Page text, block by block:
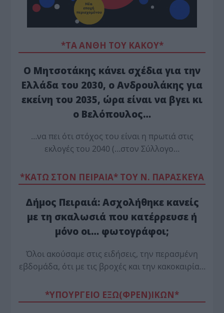
*ΤΑ ΆΝΘΗ ΤΟΥ ΚΑΚΟΎ*
Ο Μητσοτάκης κάνει σχέδια για την
Ελλάδα του 2030, ο Ανδρουλάκης για
εκείνη του 2035, ώρα είναι να βγει κι
ο Βελόπουλος…
…να πει ότι στόχος του είναι η πρωτιά στις
εκλογές του 2040 (…στον Σύλλογο…
*ΚΑΤΩ ΣΤΟΝ ΠΕΙΡΑΙΑ* ΤΟΥ Ν. ΠΑΡΑΣΚΕΥΑ
Δήμος Πειραιά: Ασχολήθηκε κανείς
με τη σκαλωσιά που κατέρρευσε ή
μόνο οι… φωτογράφοι;
Όλοι ακούσαμε στις ειδήσεις, την περασμένη
εβδομάδα, ότι με τις βροχές και την κακοκαιρία…
*ΥΠΟΥΡΓΕΙΟ ΕΞΩ(ΦΡΕΝ)ΙΚΩΝ*